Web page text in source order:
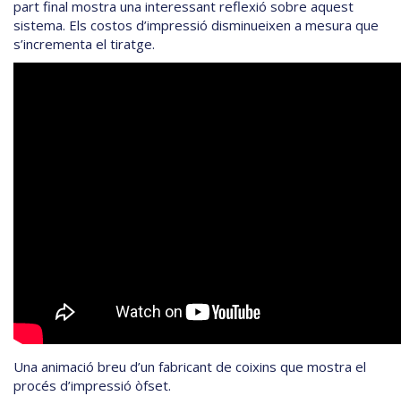
part final mostra una interessant reflexió sobre aquest
sistema. Els costos d’impressió disminueixen a mesura que
s’incrementa el tiratge.
Una animació breu d’un fabricant de coixins que mostra el
procés d’impressió òfset.